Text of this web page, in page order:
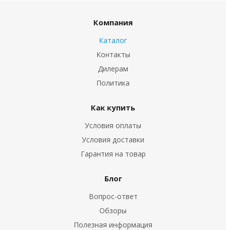
Компания
Каталог
Контакты
Дилерам
Политика
Как купить
Условия оплаты
Условия доставки
Гарантия на товар
Блог
Вопрос-ответ
Обзоры
Полезная информация